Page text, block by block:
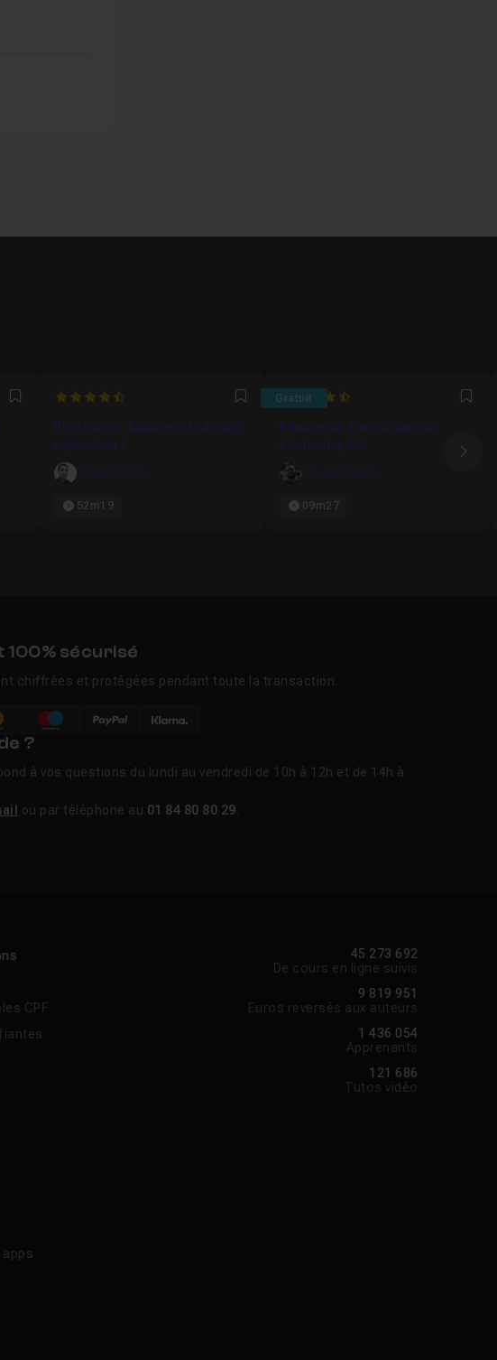
Favori4.695652173913 Favori
Photoshop : Maitrisez la double
exposition !
Gianni Corré
52m19
Gratuit
4.7857142857143
Réaliser un Face Swap sur
Photoshop CC
Olivier Krakus
09m27
100% sécurisé
chiffrées et protégées pendant toute la transaction.
?
à vos questions du lundi au vendredi de 10h à 12h et de 14h à
ou par téléphone au 01 84 80 80 29.
CPF
45 273 692
De cours en ligne suivis
9 819 951
Euros reversés aux auteurs
1 436 054
Apprenants
121 686
Tutos vidéo